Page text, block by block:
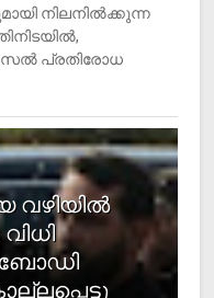
നിലനില്‍ക്കുന്ന
പ്രതിരോധ
വഴിയില്‍
ബോഡി